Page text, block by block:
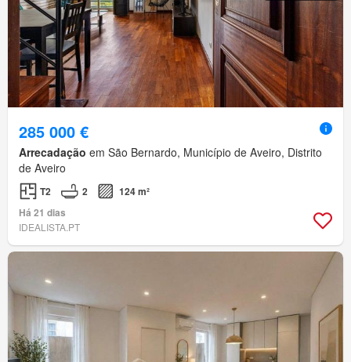
285 000 €
Arrecadação em São Bernardo, Município de Aveiro, Distrito
de Aveiro
T2 2
124 m²
Há 21 dias
IDEALISTA.PT